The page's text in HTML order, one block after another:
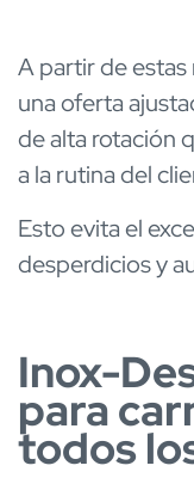
A partir de estas
una oferta
de alta rotación
a la rutina del
Esto evita el
desperdicios y
Inox-
para
todos